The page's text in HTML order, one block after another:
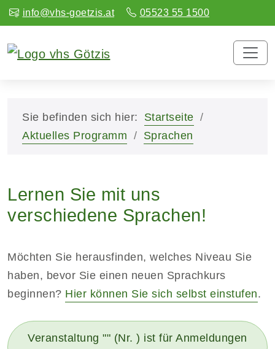
info@vhs-goetzis.at 05523 55 1500
Sie befinden sich hier:
Startseite
Aktuelles Programm
Sprachen
Lernen Sie mit uns
verschiedene Sprachen!
Möchten Sie herausfinden, welches Niveau Sie
haben, bevor Sie einen neuen Sprachkurs
beginnen? Hier können Sie sich selbst einstufen.
Veranstaltung "" (Nr. ) ist für Anmeldungen